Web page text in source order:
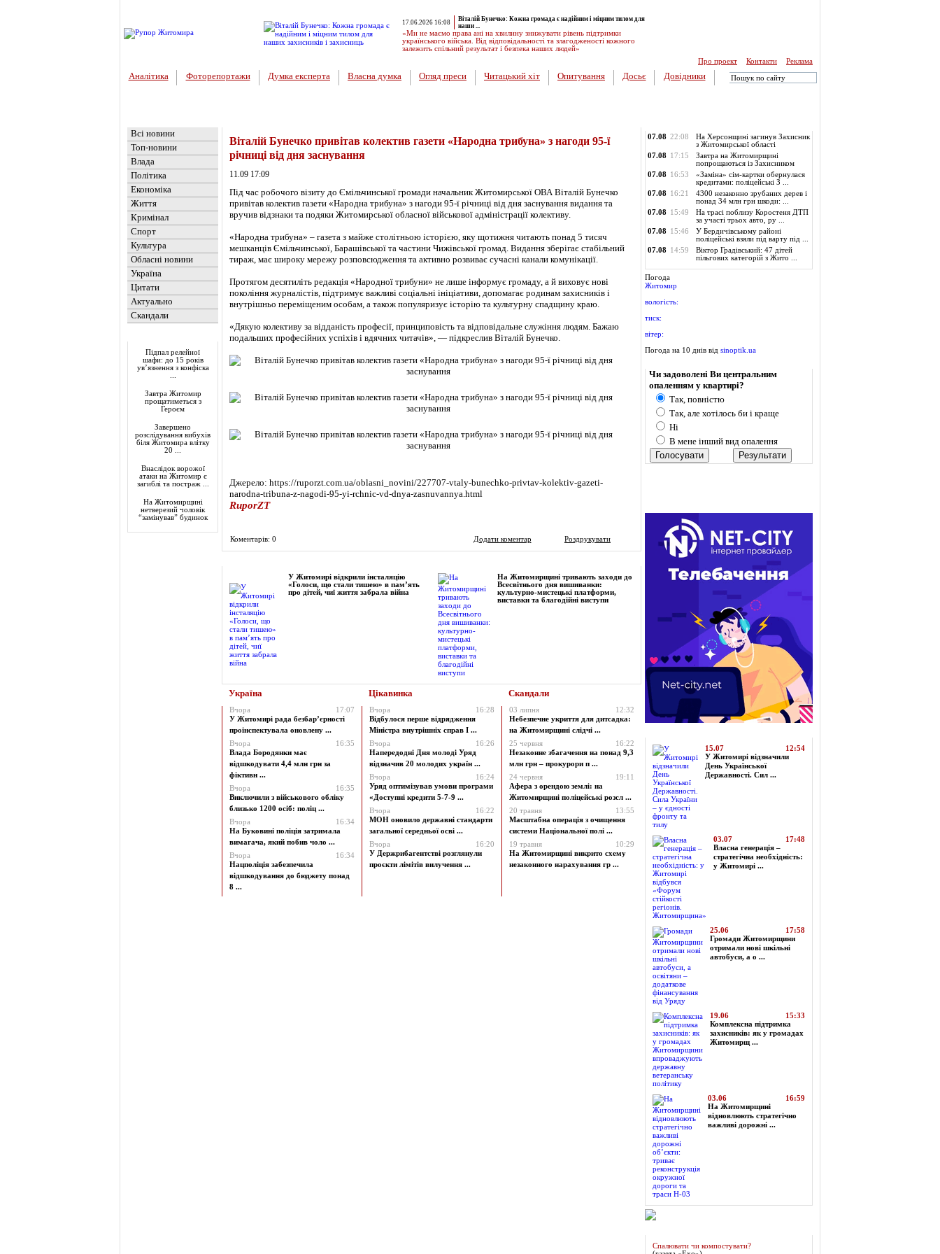
17.06.2026 16:08
Віталій Бунечко: Кожна громада є надійним і міцним тилом для
наши ...
«Ми не маємо права ані на хвилину знижувати рівень підтримки
українського війська. Від відповідальності та злагодженості кожного
залежить спільний результат і безпека наших людей»
Про проект
Контакти Реклама
Аналітика Фоторепортажи Думка експерта Власна думка Огляд преси Читацький хіт Опитування Досьє Довідники
Всі новини
Топ-новини
Влада
Політика
Економіка
Життя
Кримінал
Спорт
Культура
Обласні новини
Україна
Цитати
Актуально
Скандали
Підпал релейної
шафи: до 15 років
ув’язнення з конфіска
Завтра Житомир
прощатиметься з
Героєм
Завершено
розслідування вибухів
біля Житомира влітку
20 ...
Внаслідок ворожої
атаки на Житомир є
загиблі та постраж ...
На Житомирщині
нетверезий чоловік
“замінував” будинок
Віталій Бунечко привітав колектив газети «Народна трибуна» з нагоди 95-ї
річниці від дня заснування
11.09 17:09
Під час робочого візиту до Ємільчинської громади начальник Житомирської ОВА Віталій Бунечко
привітав колектив газети «Народна трибуна» з нагоди 95-ї річниці від дня заснування видання та
вручив відзнаки та подяки Житомирської обласної військової адміністрації колективу.
«Народна трибуна» – газета з майже столітньою історією, яку щотижня читають понад 5 тисяч
мешканців Ємільчинської, Барашівської та частини Чижівської громад. Видання зберігає стабільний
тираж, має широку мережу розповсюдження та активно розвиває сучасні канали комунікації.
Протягом десятиліть редакція «Народної трибуни» не лише інформує громаду, а й виховує нові
покоління журналістів, підтримує важливі соціальні ініціативи, допомагає родинам захисників і
внутрішньо переміщеним особам, а також популяризує історію та культурну спадщину краю.
«Дякую колективу за відданість професії, принциповість та відповідальне служіння людям. Бажаю
подальших професійних успіхів і вдячних читачів», — підкреслив Віталій Бунечко.
Джерело: https://ruporzt.com.ua/oblasni_novini/227707-vtaly-bunechko-privtav-kolektiv-gazeti-
narodna-tribuna-z-nagodi-95-yi-rchnic-vd-dnya-zasnuvannya.html
RuporZT
Коментарів: 0 Додати коментар Роздрукувати
У Житомирі відкрили інсталяцію
«Голоси, що стали тишею» в пам’ять
про дітей, чиї життя забрала війна
На Житомирщині тривають заходи до
Всесвітнього дня вишиванки:
культурно-мистецькі платформи,
виставки та благодійні виступи
Україна Цікавинка Скандали
Вчора
17:07
У Житомирі рада безбар’єрності
проінспектувала оновлену ...
Вчора
16:35
Влада Бородянки має
відшкодувати 4,4 млн грн за
фіктивн ...
Вчора
16:35
Виключили з військового обліку
близько 1200 осіб: поліц ...
Вчора
16:34
На Буковині поліція затримала
вимагача, який побив чоло ...
Вчора
16:34
Нацполіція забезпечила
відшкодування до бюджету понад
8 ...
Вчора
16:28
Відбулося перше відрядження
Міністра внутрішніх справ І ...
Вчора
16:26
Напередодні Дня молоді Уряд
відзначив 20 молодих україн ...
Вчора
16:24
Уряд оптимізував умови програми
«Доступні кредити 5-7-9 ...
Вчора
16:22
МОН оновило державні стандарти
загальної середньої осві ...
Вчора
16:20
У Держрибагентстві розглянули
проєкти лімітів вилучення ...
03 липня
12:32
Небезпечне укриття для дитсадка:
на Житомирщині слідчі ...
25 червня
16:22
Незаконне збагачення на понад 9,3
млн грн – прокурори п ...
24 червня
19:11
Афера з орендою землі: на
Житомирщині поліцейські розсл ...
20 травня
13:55
Масштабна операція з очищення
системи Національної полі ...
19 травня
10:29
На Житомирщині викрито схему
незаконного нарахування гр ...
07.08 22:08
На Херсонщині загинув Захисник
з Житомирської області
07.08 17:15
Завтра на Житомирщині
попрощаються із Захисником
07.08 16:53
«Заміна» сім-картки обернулася
кредитами: поліцейські З ...
07.08 16:21
4300 незаконно зрубаних дерев і
понад 34 млн грн шкоди: ...
07.08 15:49
На трасі поблизу Коростеня ДТП
за участі трьох авто, ру ...
07.08 15:46
У Бердичівському районі
поліцейські взяли під варту під ...
07.08 14:59
Віктор Градівський: 47 дітей
пільгових категорій з Жито ...
Погода
Житомир
вологість:
тиск:
вітер:
Погода на 10 днів від sinoptik.ua
Чи задоволені Ви центральним
опаленням у квартирі?
Так, повністю
Так, але хотілось би і краще
Ні
В мене інший вид опалення
15.07
12:54
У Житомирі відзначили
День Української
Державності. Сил ...
03.07
17:48
Власна генерація –
стратегічна необхідність:
у Житомирі ...
25.06
17:58
Громади Житомирщини
отримали нові шкільні
автобуси, а о ...
19.06
15:33
Комплексна підтримка
захисників: як у громадах
Житомирщ ...
03.06
16:59
На Житомирщині
відновлюють стратегічно
важливі дорожні ...
Спалювати чи компостувати?